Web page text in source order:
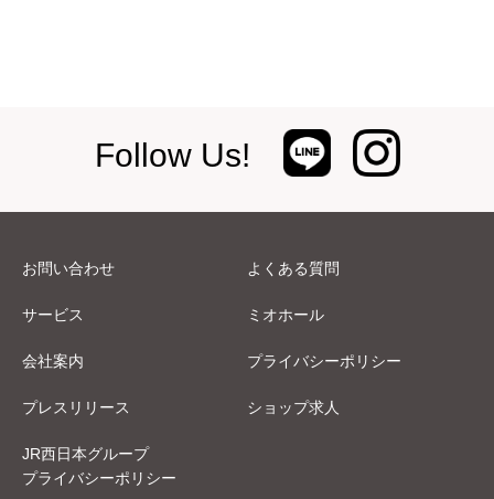
Follow Us!
お問い合わせ よくある質問
サービス ミオホール
会社案内 プライバシーポリシー
プレスリリース ショップ求人
JR西日本グループ
プライバシーポリシー